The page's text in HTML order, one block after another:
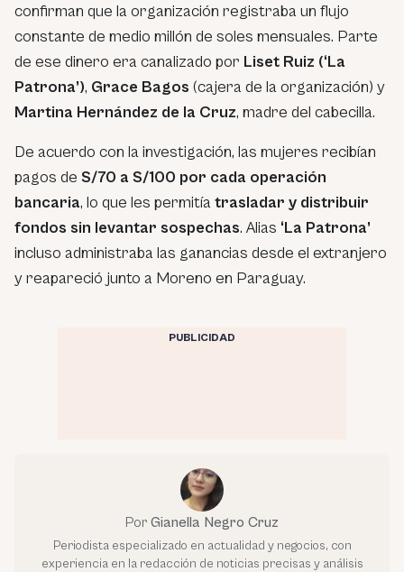
confirman que la organización registraba un flujo
constante de medio millón de soles mensuales. Parte
de ese dinero era canalizado por Liset Ruiz (‘La
Patrona’), Grace Bagos (cajera de la organización) y
Martina Hernández de la Cruz, madre del cabecilla.
De acuerdo con la investigación, las mujeres recibían
pagos de S/70 a S/100 por cada operación
bancaria, lo que les permitía trasladar y distribuir
fondos sin levantar sospechas. Alias ‘La Patrona’
incluso administraba las ganancias desde el extranjero
y reapareció junto a Moreno en Paraguay.
PUBLICIDAD
Por Gianella Negro Cruz
Periodista especializado en actualidad y negocios, con
experiencia en la redacción de noticias precisas y análisis